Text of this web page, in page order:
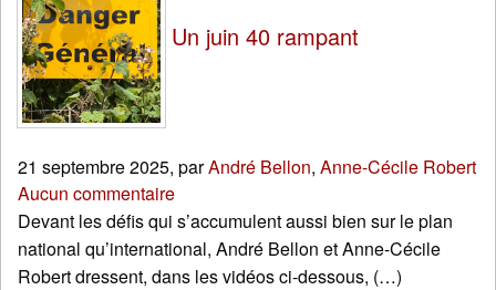
Un juin 40 rampant
21 septembre 2025, parAndré Bellon, Anne-Cécile Robert
Aucun commentaire
Devant les défis qui s’accumulent aussi bien sur le plan
national qu’international, André Bellon et Anne-Cécile
Robert dressent, dans les vidéos ci-dessous, (…)